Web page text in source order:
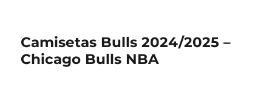
Camisetas Bulls 2024/2025 –
Chicago Bulls NBA